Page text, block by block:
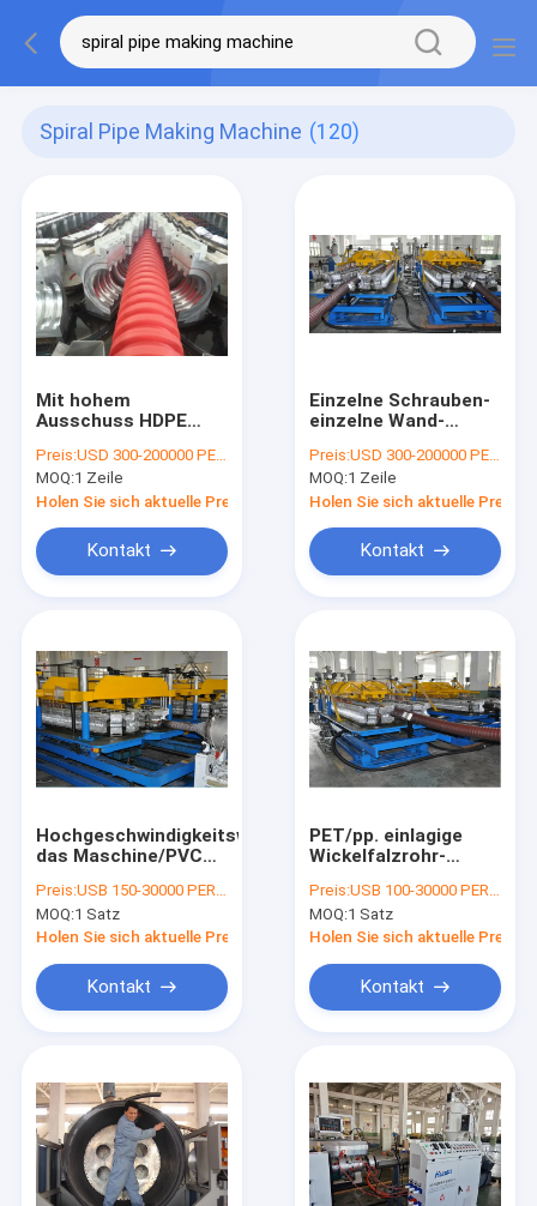
Spiral Pipe Making Machine (120)
Mit hohem
Ausschuss HDPE
Rohr-Verdrängungs-
Linie/Wickelfalzrohr,
die Maschine
herstellen
Preis:USD 300-200000 PER SET
MOQ:1 Zeile
Holen Sie sich aktuelle Preis
Kontakt
Einzelne Schrauben-
einzelne Wand-
Maschinen-
das Maschine
herstellt
Preis:USD 300-200000 PER SET
MOQ:1 Zeile
Holen Sie sich aktuelle Preis
Kontakt
Hochgeschwindigkeitswickelfalzrohr,
das Maschine/PVC
Fertigungsstraße
SBG 63-250 zu leiten
Preis:USB 150-30000 PER SET
MOQ:1 Satz
Holen Sie sich aktuelle Preis
Kontakt
PET/pp. einlagige
Wickelfalzrohr-
Wickelfalzrohr
SBG63-250, das
Maschine herstellt
Preis:USB 100-30000 PER SET
MOQ:1 Satz
Holen Sie sich aktuelle Preis
Kontakt